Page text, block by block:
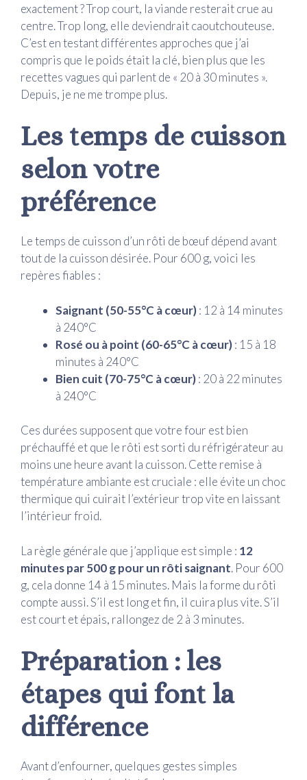
exactement ? Trop court, la viande resterait crue au
centre. Trop long, elle deviendrait caoutchouteuse.
C’est en testant différentes approches que j’ai
compris que le poids était la clé, bien plus que les
recettes vagues qui parlent de « 20 à 30 minutes ».
Depuis, je ne me trompe plus.
Les temps de cuisson
selon votre
préférence
Le temps de cuisson d’un rôti de bœuf dépend avant
tout de la cuisson désirée. Pour 600 g, voici les
repères fiables :
Saignant (50-55°C à cœur): 12 à 14 minutes
à 240°C
Rosé ou à point (60-65°C à cœur): 15 à 18
minutes à 240°C
Bien cuit (70-75°C à cœur): 20 à 22 minutes
à 240°C
Ces durées supposent que votre four est bien
préchauffé et que le rôti est sorti du réfrigérateur au
moins une heure avant la cuisson. Cette remise à
température ambiante est cruciale : elle évite un choc
thermique qui cuirait l’extérieur trop vite en laissant
l’intérieur froid.
La règle générale que j’applique est simple : 12
minutes par 500 g pour un rôti saignant. Pour 600
g, cela donne 14 à 15 minutes. Mais la forme du rôti
compte aussi. S’il est long et fin, il cuira plus vite. S’il
est court et épais, rallongez de 2 à 3 minutes.
Préparation : les
étapes qui font la
différence
Avant d’enfourner, quelques gestes simples